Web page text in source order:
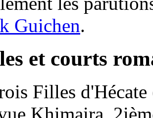
Guichen.
et courts
Filles d'Hécate
Khimaira,